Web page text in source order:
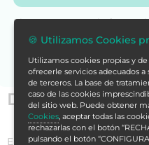
Datos generales
En un mundocada vez
Si no encuentras la
para asesorarte.
🍪 Utilizamos Cookies
Utilizamos cookies propias y
ofrecerle servicios adecuados
de terceros. La base de
caso de las cookies
del sitio web. Puede obtener
Cookies , aceptar todas las
rechazarlas con el botón
pulsando el botón